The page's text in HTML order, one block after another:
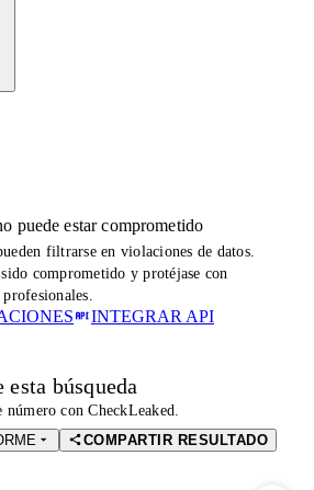
puede estar comprometido
filtrarse en violaciones de datos.
comprometido y protéjase con
INTEGRAR API
esta búsqueda
número con CheckLeaked.
COMPARTIR RESULTADO